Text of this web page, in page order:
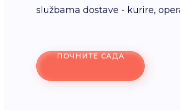
službama dostave - kurire,
ПОЧНИТЕ САДА